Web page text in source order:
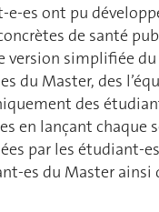
e-es ont pu
de santé
version simplifiée
du Master, des
des
en lançant chaque
par les étudiant-
es du Master ainsi